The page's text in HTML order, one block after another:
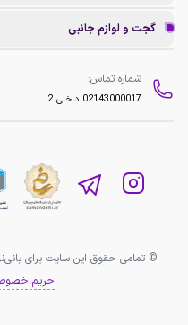
گجت و لوازم جانبی
شماره تماس:
02143000017 داخلی 2
© تمامی حقوق این سایت برای
حریم